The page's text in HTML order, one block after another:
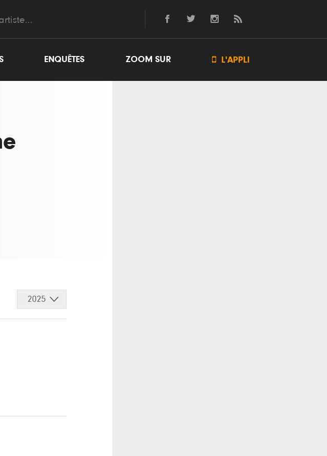
ENQUÊTES ZOOM SUR  L'APPLI
2025